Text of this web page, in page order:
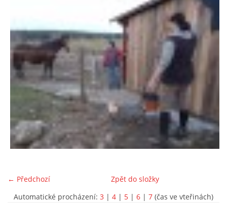
← Předchozí
Zpět do složky
Automatické procházení: 3 | 4 | 5 | 6 | 7 (čas ve vteřinách)